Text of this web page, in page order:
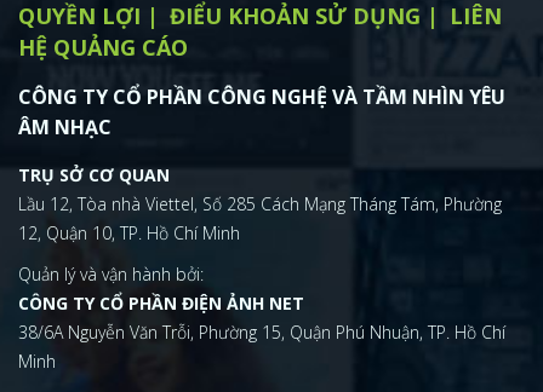
QUYỀN LỢI ĐIỂU KHOẢN SỬ DỤNG
LIÊN
HỆ QUẢNG CÁO
CÔNG TY CỔ PHẦN CÔNG NGHỆ VÀ TẦM NHÌN YÊU
ÂM NHẠC
TRỤ SỞ CƠ QUAN
Lầu 12, Tòa nhà Viettel, Số 285 Cách Mạng Tháng Tám, Phường
12, Quận 10, TP. Hồ Chí Minh
Quản lý và vận hành bởi:
CÔNG TY CỔ PHẦN ĐIỆN ẢNH NET
38/6A Nguyễn Văn Trỗi, Phường 15, Quận Phú Nhuận, TP. Hồ Chí
Minh